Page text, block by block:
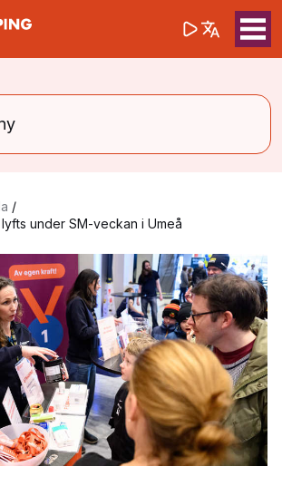
Sök på(opens in a
/
under SM-veckan i Umeå